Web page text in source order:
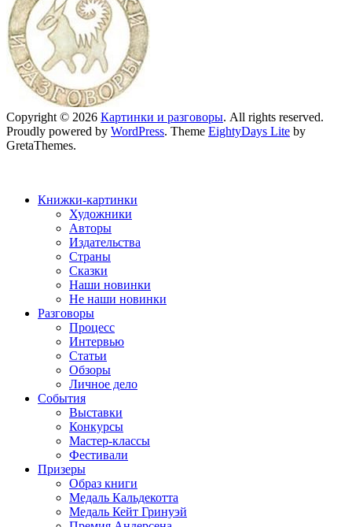
Copyright © 2026 Картинки и разговоры. All rights reserved.
Proudly powered by WordPress. Theme EightyDays Lite by
GretaThemes.
Книжки-картинки
Художники
Авторы
Издательства
Страны
Сказки
Наши новинки
Не наши новинки
Разговоры
Процесс
Интервью
Статьи
Обзоры
Личное дело
События
Выставки
Конкурсы
Мастер-классы
Фестивали
Призеры
Образ книги
Медаль Кальдекотта
Медаль Кейт Гринуэй